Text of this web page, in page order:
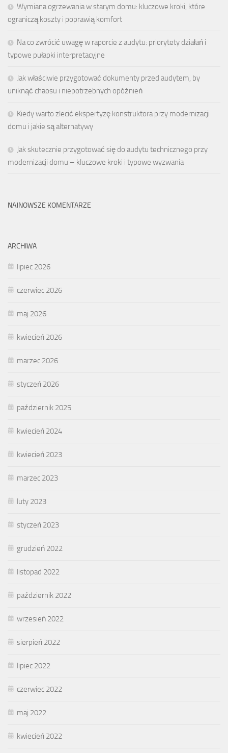
Wymiana ogrzewania w starym domu: kluczowe kroki, które
ograniczą koszty i poprawią komfort
Na co zwrócić uwagę w raporcie z audytu: priorytety działań i
typowe pułapki interpretacyjne
Jak właściwie przygotować dokumenty przed audytem, by
uniknąć chaosu i niepotrzebnych opóźnień
Kiedy warto zlecić ekspertyzę konstruktora przy modernizacji
domu i jakie są alternatywy
Jak skutecznie przygotować się do audytu technicznego przy
modernizacji domu – kluczowe kroki i typowe wyzwania
NAJNOWSZE KOMENTARZE
ARCHIWA
lipiec 2026
czerwiec 2026
maj 2026
kwiecień 2026
marzec 2026
styczeń 2026
październik 2025
kwiecień 2024
kwiecień 2023
marzec 2023
luty 2023
styczeń 2023
grudzień 2022
listopad 2022
październik 2022
wrzesień 2022
sierpień 2022
lipiec 2022
czerwiec 2022
maj 2022
kwiecień 2022